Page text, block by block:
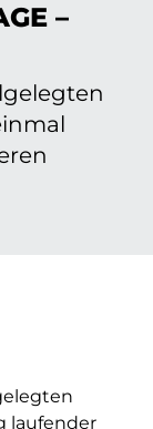
–
laufender